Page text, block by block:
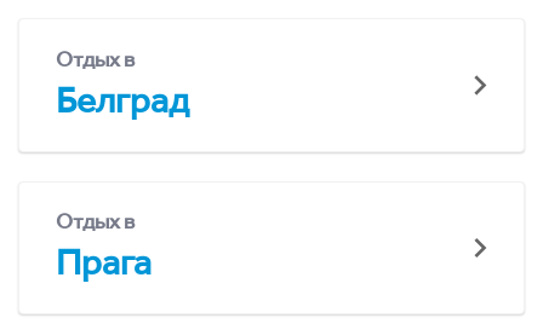
Отдых в
Белград
Отдых в
Прага